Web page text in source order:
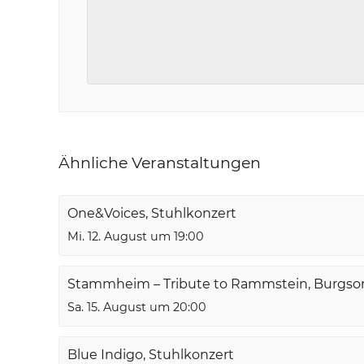
Ähnliche Veranstaltungen
One&Voices, Stuhlkonzert
Mi. 12. August um 19:00
Stammheim – Tribute to Rammstein,
Sa. 15. August um 20:00
Blue Indigo, Stuhlkonzert